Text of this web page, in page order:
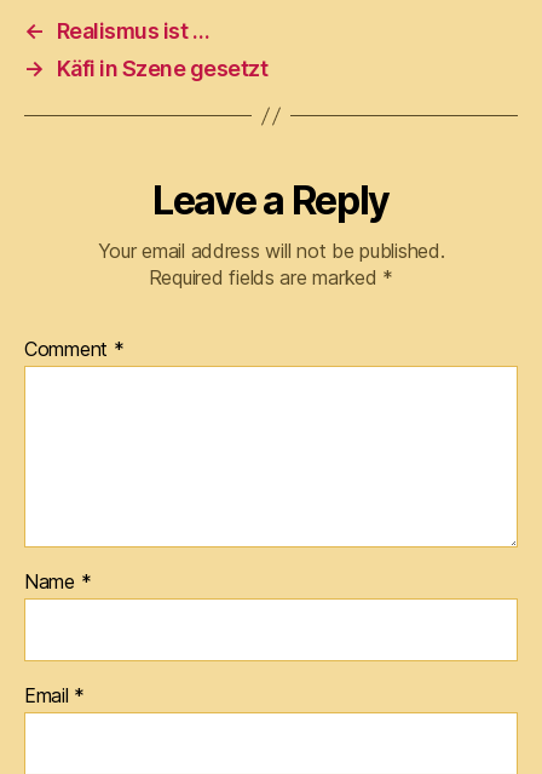
←
Realismus ist …
→
Käfi in Szene gesetzt
Leave a Reply
Your email address will not be published.
Required fields are marked *
Comment *
Name *
Email *